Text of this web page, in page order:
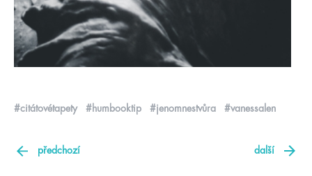
#citátovétapety #humbooktip #jenomnestvůra #vanessalen
předchozí další